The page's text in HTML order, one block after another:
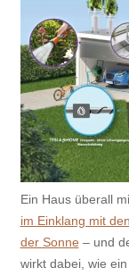
Ein Haus überall
im Einklang mit
der Sonne – und
wirkt dabei, wie ein